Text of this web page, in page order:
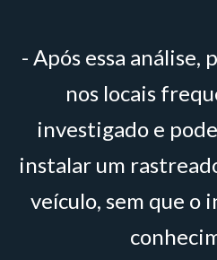
- Após essa análise,
nos locais
investigado e
instalar um
veículo, sem que o